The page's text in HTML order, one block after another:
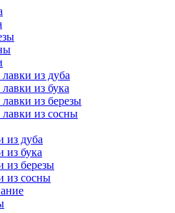
из дуба
из бука
из березы
из сосны
из дуба
из бука
из березы
из сосны